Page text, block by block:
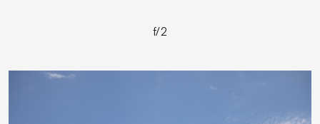
f/2